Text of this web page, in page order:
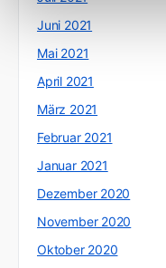
Juni 2021
Mai 2021
April 2021
März 2021
Februar 2021
Januar 2021
Dezember 2020
November 2020
Oktober 2020